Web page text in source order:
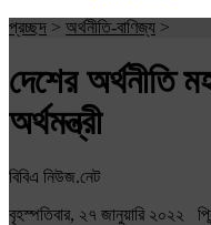
প্রচ্ছদ > অর্থনীতি-বাণিজ্য >
দেশের অর্থনীতি
অর্থমন্ত্রী
বিবিএ নিউজ.নেট
বৃহস্পতিবার, ২৭ জানুয়ারি ২০২২